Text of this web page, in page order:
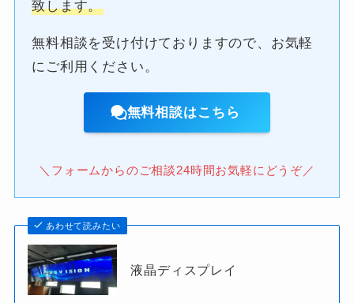
致します。
無料相談を受け付けておりますので、お気軽
にご利用ください。
無料相談はこちら
＼フォームからのご相談24時間お気軽にどうぞ／
あわせて読みたい
液晶ディスプレイ